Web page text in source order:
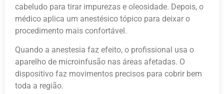
cabeludo para tirar impurezas e oleosidade. Depois, o
médico aplica um anestésico tópico para deixar o
procedimento mais confortável.
Quando a anestesia faz efeito, o profissional usa o
aparelho de microinfusão nas áreas afetadas. O
dispositivo faz movimentos precisos para cobrir bem
toda a região.